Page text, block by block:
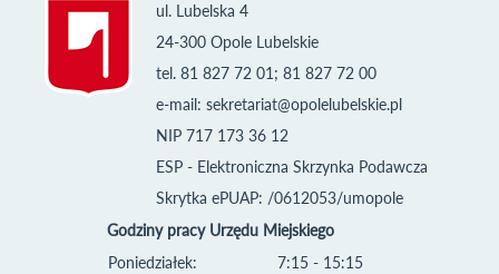
ul. Lubelska 4
24-300 Opole Lubelskie
tel. 81 827 72 01; 81 827 72 00
e-mail: sekretariat@opolelubelskie.pl
NIP 717 173 36 12
ESP - Elektroniczna Skrzynka Podawcza
Skrytka ePUAP: /0612053/umopole
Godziny pracy Urzędu Miejskiego
Poniedziałek:
7:15 - 15:15